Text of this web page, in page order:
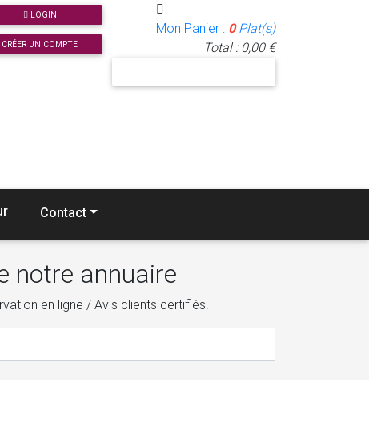
LOGIN
CRÉER UN COMPTE
Mon Panier : 0Plat(s)
Total : 0,00 €
Contact
notre annuaire
en ligne / Avis clients certifiés.